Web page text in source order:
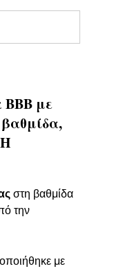
ΒΒΒ με
στη βαθμίδα
την
με